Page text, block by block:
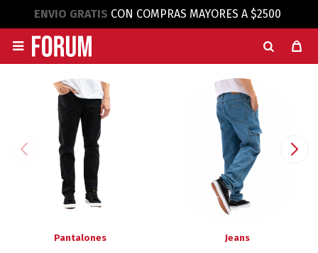
ENVIO GRATIS CON COMPRAS MAYORES A $2500

Pantalones Jeans